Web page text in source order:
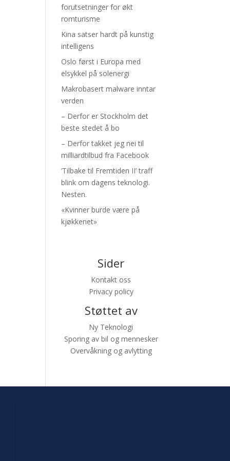
forutsetninger for økt
romturisme
Kina satser hardt på kunstig
intelligens
Oslo først i Europa med
elsykkel på solenergi
Makrobasert malware inntar
verden
– Derfor er Stockholm det
beste stedet å bo
– Derfor takket jeg nei til
milliardtilbud fra Facebook
’Tilbake til Fremtiden II’ traff
blink om dagens teknologi.
Nesten.
«Kvinner burde være på
kjøkkenet»
Sider
Kontakt oss
Privacy policy
Støttet av
Ny Teknologi
Sporing av bil og mennesker
Overvåkning og avlytting